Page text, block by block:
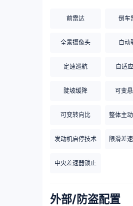
前雷达 倒车
全景摄像头 自动
定速巡航 自适
陡坡缓降 可变
可变转向比 整体主
发动机启停技术 限滑差
中央差速器锁止
外部/防盗配置